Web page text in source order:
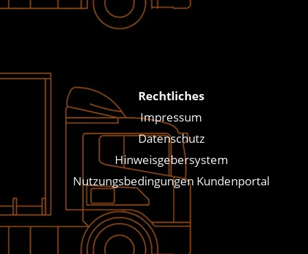
Rechtliches
Impressum
Datenschutz
Hinweisgebersystem
Nutzungsbedingungen Kundenportal